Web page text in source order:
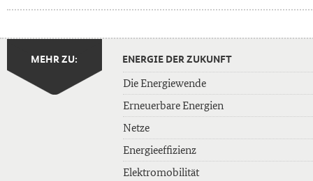
MEHR ZU: ENERGIE DER ZUKUNFT
Die Energiewende
Erneuerbare Energien
Netze
Energieeffizienz
Elektromobilität